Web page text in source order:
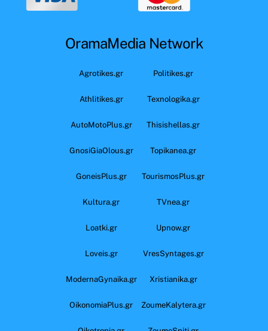
OramaMedia Network
Agrotikes.gr Politikes.gr
Athlitikes.gr Texnologika.gr
AutoMotoPlus.gr Thisishellas.gr
GnosiGiaOlous.gr Topikanea.gr
GoneisPlus.gr TourismosPlus.gr
Kultura.gr TVnea.gr
Loatki.gr Upnow.gr
Loveis.gr VresSyntages.gr
ModernaGynaika.gr Xristianika.gr
OikonomiaPlus.gr ZoumeKalytera.gr